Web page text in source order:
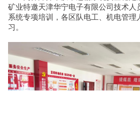
矿业特邀天津华宁电子有限公司技术人
系统专项培训，各区队电工、机电管
习。